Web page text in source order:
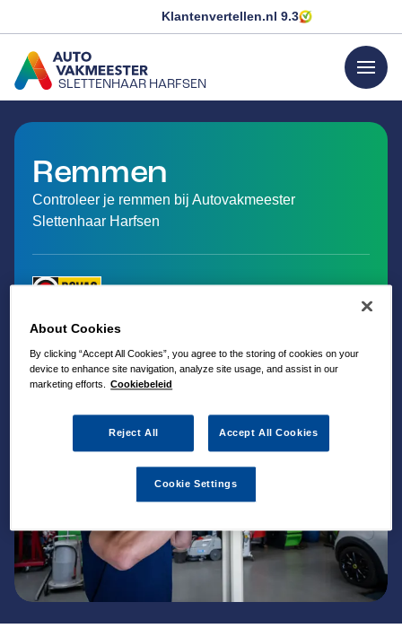
Klantenvertellen.nl 9.3
SLETTENHAAR HARFSEN
GA NAAR DE HOMEPAGINA
menu
Remmen
Controleer je remmen bij Autovakmeester
Slettenhaar Harfsen
About Cookies
By clicking “Accept All Cookies”, you agree to the storing of cookies on your
device to enhance site navigation, analyze site usage, and assist in our
marketing efforts.
Cookiebeleid
Reject All Accept All Cookies
Cookie Settings